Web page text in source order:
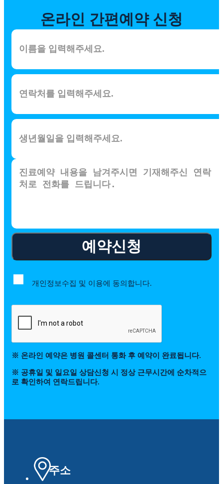
온라인 간편예약 신청
예약신청
개인정보수집 및 이용에 동의합니다.
※ 온라인 예약은 병원 콜센터 통화 후 예약이 완료됩니다.
※ 공휴일 및 일요일 상담신청 시 정상 근무시간에 순차적으
로 확인하여 연락드립니다.
주소